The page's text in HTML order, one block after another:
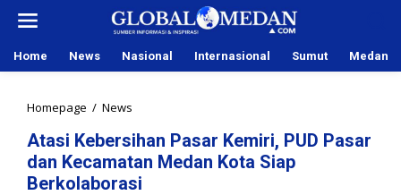
Home News Nasional Internasional Sumut Medan
Homepage / News
a
s
i
Atasi Kebersihan Pasar Kemiri, PUD Pasar
dan Kecamatan Medan Kota Siap
Berkolaborasi